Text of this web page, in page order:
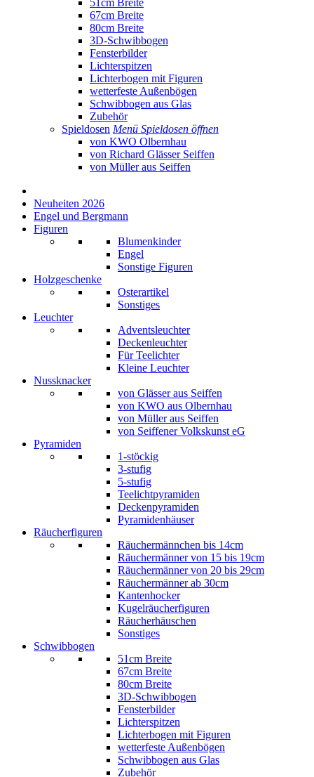
51cm Breite
67cm Breite
80cm Breite
3D-Schwibbogen
Fensterbilder
Lichterspitzen
Lichterbogen mit Figuren
wetterfeste Außenbögen
Schwibbogen aus Glas
Zubehör
Spieldosen Menü Spieldosen öffnen
von KWO Olbernhau
von Richard Glässer Seiffen
von Müller aus Seiffen
Neuheiten 2026
Engel und Bergmann
Figuren
Blumenkinder
Engel
Sonstige Figuren
Holzgeschenke
Osterartikel
Sonstiges
Leuchter
Adventsleuchter
Deckenleuchter
Für Teelichter
Kleine Leuchter
Nussknacker
von Glässer aus Seiffen
von KWO aus Olbernhau
von Müller aus Seiffen
von Seiffener Volkskunst eG
Pyramiden
1-stöckig
3-stufig
5-stufig
Teelichtpyramiden
Deckenpyramiden
Pyramidenhäuser
Räucherfiguren
Räuchermännchen bis 14cm
Räuchermänner von 15 bis 19cm
Räuchermänner von 20 bis 29cm
Räuchermänner ab 30cm
Kantenhocker
Kugelräucherfiguren
Räucherhäuschen
Sonstiges
Schwibbogen
51cm Breite
67cm Breite
80cm Breite
3D-Schwibbogen
Fensterbilder
Lichterspitzen
Lichterbogen mit Figuren
wetterfeste Außenbögen
Schwibbogen aus Glas
Zubehör